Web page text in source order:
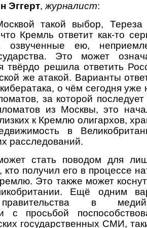
Эггерт, журналист:
такой выбор,
Кремль ответит как-то
озвученные ею,
Это может
твёрдо решила ответить
же атакой. Варианты
о чём сегодня
за которой
из Москвы, это
к Кремлю олигархов,
в
расследований.
стать поводом для
кто получил его в процессе
Это также может
Ещё одним
в
с просьбой
государственных СМИ,